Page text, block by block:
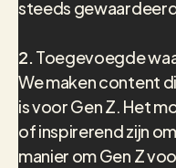
steeds
2. Toegevoegde
We maken content
is voor Gen Z. Het
of inspirerend zijn
manier om Gen Z